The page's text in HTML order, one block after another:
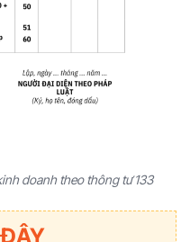
doanh theo thông tư 133